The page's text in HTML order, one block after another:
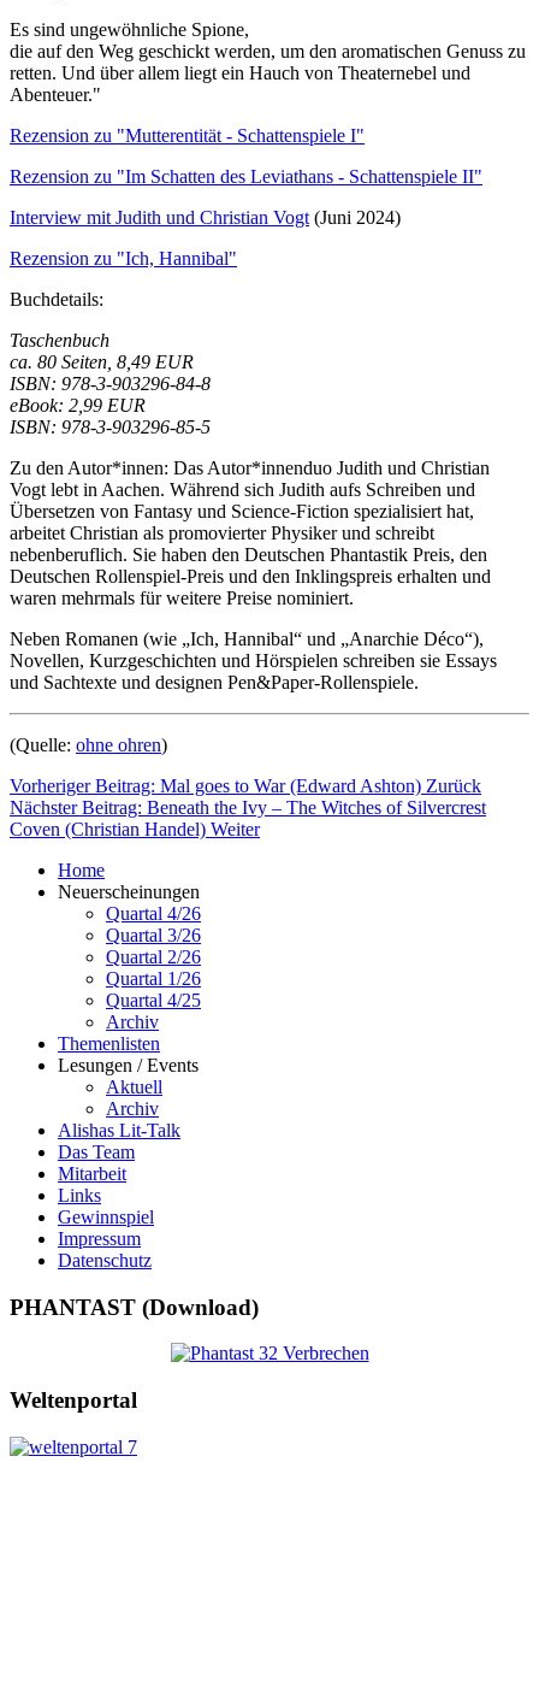
Es sind ungewöhnliche Spione,
die auf den Weg geschickt werden, um den aromatischen Genuss zu
retten. Und über allem liegt ein Hauch von Theaternebel und
Abenteuer."
Rezension zu "Mutterentität - Schattenspiele I"
Rezension zu "Im Schatten des Leviathans - Schattenspiele II"
Interview mit Judith und Christian Vogt (Juni 2024)
Rezension zu "Ich, Hannibal"
Buchdetails:
Taschenbuch
ca. 80 Seiten, 8,49 EUR
ISBN: 978-3-903296-84-8
eBook: 2,99 EUR
ISBN: 978-3-903296-85-5
Zu den Autor*innen: Das Autor*innenduo Judith und Christian
Vogt lebt in Aachen. Während sich Judith aufs Schreiben und
Übersetzen von Fantasy und Science-Fiction spezialisiert hat,
arbeitet Christian als promovierter Physiker und schreibt
nebenberuflich. Sie haben den Deutschen Phantastik Preis, den
Deutschen Rollenspiel-Preis und den Inklingspreis erhalten und
waren mehrmals für weitere Preise nominiert.
Neben Romanen (wie „Ich, Hannibal“ und „Anarchie Déco“),
Novellen, Kurzgeschichten und Hörspielen schreiben sie Essays
und Sachtexte und designen Pen&Paper-Rollenspiele.
(Quelle: ohne ohren)
Vorheriger Beitrag: Mal goes to War (Edward Ashton) Zurück
Nächster Beitrag: Beneath the Ivy – The Witches of Silvercrest
Coven (Christian Handel) Weiter
Home
Neuerscheinungen
Quartal 4/26
Quartal 3/26
Quartal 2/26
Quartal 1/26
Quartal 4/25
Archiv
Themenlisten
Lesungen / Events
Aktuell
Archiv
Alishas Lit-Talk
Das Team
Mitarbeit
Links
Gewinnspiel
Impressum
Datenschutz
PHANTAST (Download)
Weltenportal